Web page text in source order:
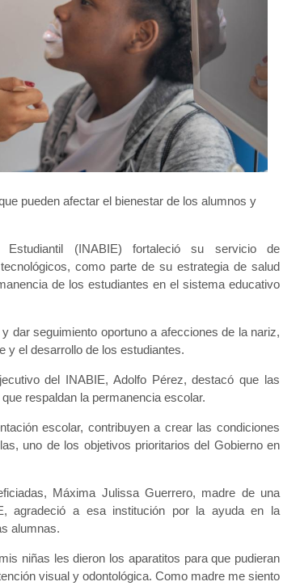
pueden afectar el bienestar de los alumnos y
(INABIE) fortaleció su servicio de
como parte de su estrategia de salud
de los estudiantes en el sistema educativo
dar seguimiento oportuno a afecciones de la nariz,
y el desarrollo de los estudiantes.
del INABIE, Adolfo Pérez, destacó que las
respaldan la permanencia escolar.
escolar, contribuyen a crear las condiciones
uno de los objetivos prioritarios del Gobierno en
Máxima Julissa Guerrero, madre de una
agradeció a esa institución por la ayuda en la
alumnas.
niñas les dieron los aparatitos para que pudieran
visual y odontológica. Como madre me siento